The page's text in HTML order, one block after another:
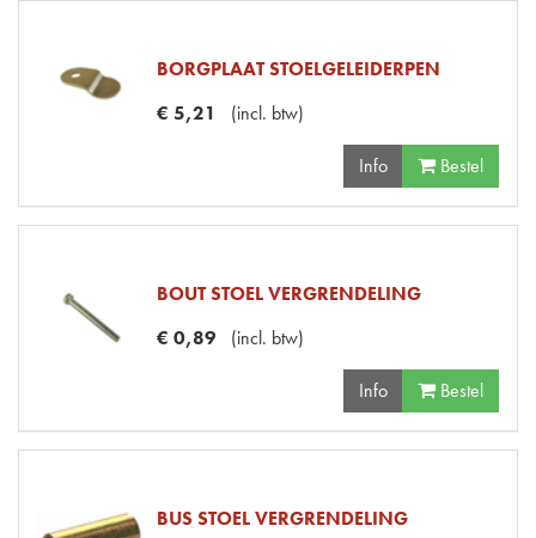
BORGPLAAT STOELGELEIDERPEN
€ 5,21 (incl. btw)
Info Bestel
BOUT STOEL VERGRENDELING
€ 0,89 (incl. btw)
Info Bestel
BUS STOEL VERGRENDELING